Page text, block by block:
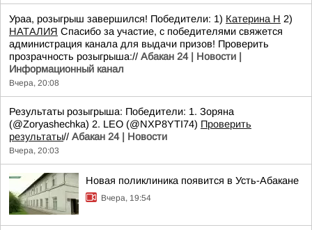
Ураа, розыгрыш завершился! Победители: 1) Катерина Н 2)
НАТАЛИЯ Спасибо за участие, с победителями свяжется
администрация канала для выдачи призов! Проверить
прозрачность розыгрыша:// Абакан 24 | Новости |
Информационный канал
Вчера, 20:08
Результаты розыгрыша: Победители: 1. Зоряна
(@Zoryashechka) 2. LEO (@NXP8YTI74) Проверить
результаты// Абакан 24 | Новости
Вчера, 20:03
Новая поликлиника появится в Усть-Абакане
Вчера, 19:54